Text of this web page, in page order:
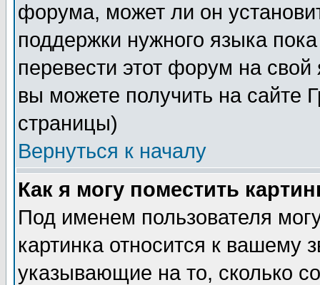
форума, может ли он
поддержки нужного языка
перевести этот форум на
вы можете получить на сайте
страницы)
Вернуться к началу
Как я могу поместить
Под именем пользователя
картинка относится к вашему
указывающие на то, сколько